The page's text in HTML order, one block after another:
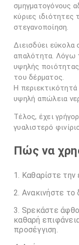
σμηγματογόνους
κύριες ιδιότητες
στεγανοποίηση.
Διεισδύει εύκολα
απαλότητα. Λόγω
υψηλής
του δέρματος.
Η
υψηλή απώλεια
Τέλος, έχει
γυαλιστερό
Πώς να
Καθαρίστε την
Ανακινήστε το
Spεκάστε
καθαρή
προσέγγιση.